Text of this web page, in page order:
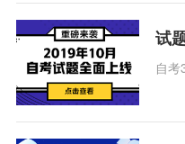
试
自考